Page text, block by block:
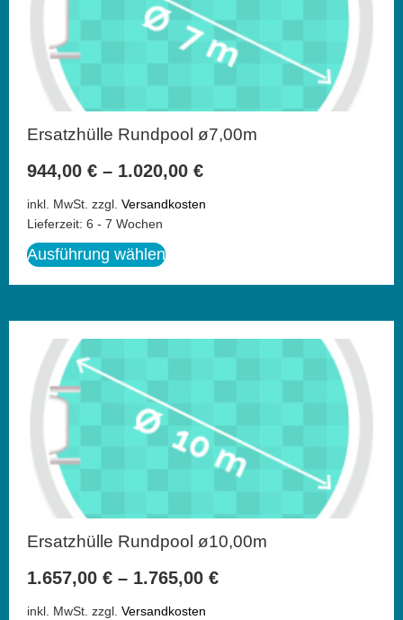
Ersatzhülle Rundpool ø7,00m
944,00 € – 1.020,00 €
inkl. MwSt. zzgl. Versandkosten
Lieferzeit: 6 - 7 Wochen
Ausführung wählen
Ersatzhülle Rundpool ø10,00m
1.657,00 € – 1.765,00 €
inkl. MwSt. zzgl. Versandkosten